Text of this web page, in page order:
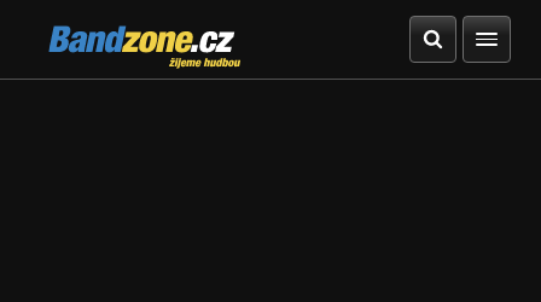
Bandzone.cz
žijeme hudbou